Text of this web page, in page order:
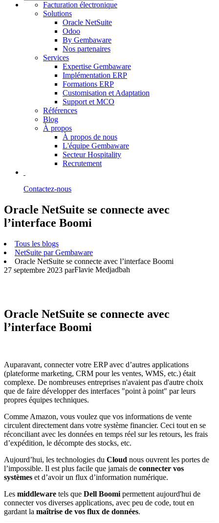
Facturation électronique
Solutions
Oracle NetSuite
Odoo
By Gembaware
Nos partenaires
Services
Expertise Gembaware
Implémentation ERP
Formations ERP
Customisation et Adaptation
Support et MCO
Références
Blog
À propos
À propos de nous
L'équipe Gembaware
Secteur Hospitality
Recrutement
Contactez-nous
Oracle NetSuite se connecte avec
l’interface Boomi
Tous les blogs
NetSuite par Gembaware
Oracle NetSuite se connecte avec l’interface Boomi
27 septembre 2023 parFlavie Medjadbah
Oracle NetSuite se connecte avec
l’interface Boomi
Auparavant, connecter votre ERP avec d’autres applications
(plateforme marketing, CRM pour les ventes, WMS, etc.) était
complexe. De nombreuses entreprises n'avaient pas d'autre choix
que de faire développer des interfaces "point à point" par leurs
propres équipes techniques.
Comme Amazon, vous voulez que vos informations de vente
circulent directement dans votre système financier. Ceci tout en se
réconciliant avec les données en temps réel sur les retours, les frais
d’expédition, le décompte des stocks, etc.
Aujourd’hui, les technologies du Cloud nous ouvrent les portes de
l’impossible. Il est plus facile que jamais de connecter vos
systèmes et d’avoir un flux d’information numérique.
Les middleware tels que Dell Boomi permettent aujourd'hui de
connecter vos diverses applications, avec peu de code, tout en
gardant la maîtrise de vos flux de données.